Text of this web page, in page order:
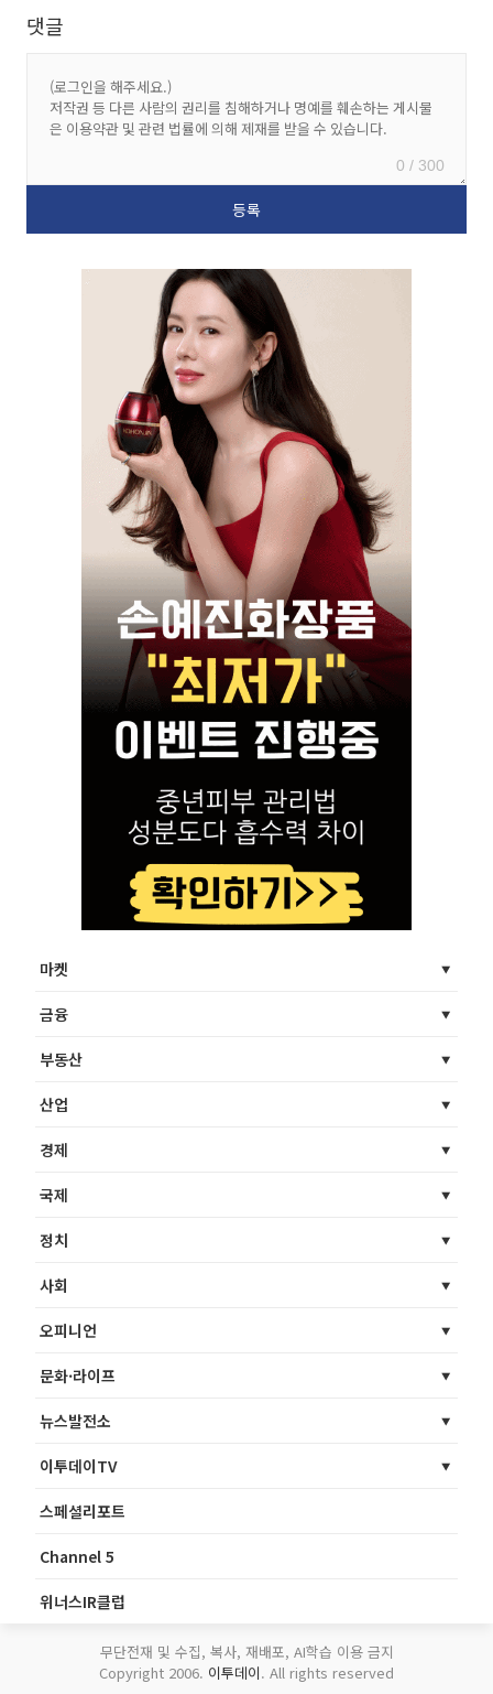
댓글
0 / 300
마켓
금융
부동산
산업
경제
국제
정치
사회
오피니언
문화·라이프
뉴스발전소
이투데이TV
스페셜리포트
Channel 5
위너스IR클럽
무단전재 및 수집, 복사, 재배포, AI학습 이용 금지
Copyright 2006. 이투데이. All rights reserved